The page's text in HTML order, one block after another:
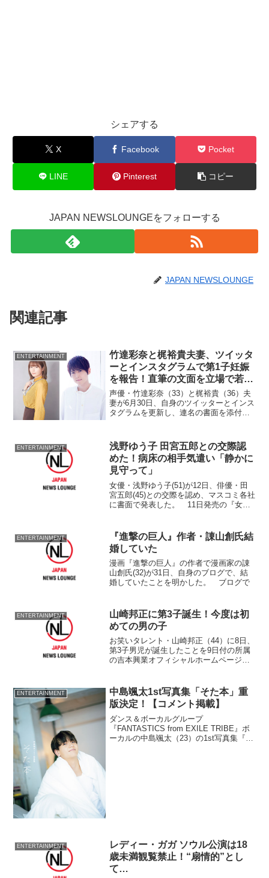
シェアする
X Facebook Pocket
LINE Pinterest コピー
JAPAN NEWSLOUNGEをフォローする
JAPAN NEWSLOUNGE
関連記事
ENTERTAINMENT
竹達彩奈と梶裕貴夫妻、ツイッタ
ーとインスタグラムで第1子妊娠
を報告！直筆の文面を立場で若干
変える心配りも
声優・竹達彩奈（33）と梶裕貴（36）夫
妻が6月30日、自身のツイッターとインス
タグラムを更新し、連名の書面を添付し
ENTERTAINMENT
浅野ゆう子 田宮五郎との交際認
めた！病床の相手気遣い「静かに
見守って」
女優・浅野ゆう子(51)が12日、俳優・田
宮五郎(45)との交際を認め、マスコミ各社
に書面で発表した。 11日発売の『女性
し、事実上交際を認めた。だが、田宮は4
月12...
ENTERTAINMENT
『進撃の巨人』作者・諌山創氏結
婚していた
漫画『進撃の巨人』の作者で漫画家の諌
山創氏(32)が31日、自身のブログで、結
婚していたことを明かした。 ブログで
ENTERTAINMENT
山崎邦正に第3子誕生！今度は初
めての男の子
お笑いタレント・山崎邦正（44）に8日、
第3子男児が誕生したことを9日付の所属
の吉本興業オフィシャルホームページを
いい
ENTERTAINMENT
中島颯太1st写真集「そた本」重
版決定！【コメント掲載】
ダンス＆ボーカルグループ
『FANTASTICS from EXILE TRIBE』ボ
ーカルの中島颯太（23）の1st写真集『そ
ENTERTAINMENT
レディー・ガガ ソウル公演は18
歳未満観覧禁止！“扇情的”とし
て…